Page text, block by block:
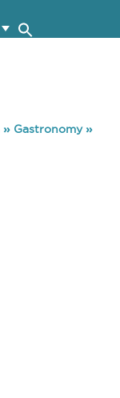
» Gastronomy»